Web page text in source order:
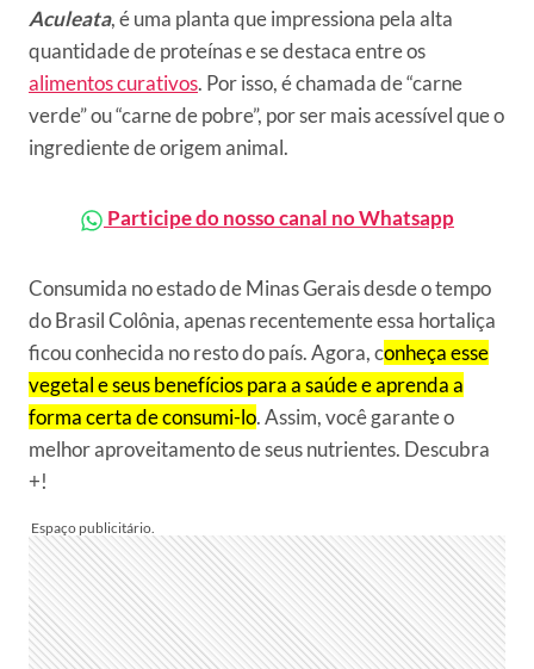
Aculeata, é uma planta que impressiona pela alta
quantidade de proteínas e se destaca entre os
alimentos curativos. Por isso, é chamada de “carne
verde” ou “carne de pobre”, por ser mais acessível que o
ingrediente de origem animal.
Participe do nosso canal no Whatsapp
Consumida no estado de Minas Gerais desde o tempo
do Brasil Colônia, apenas recentemente essa hortaliça
ficou conhecida no resto do país. Agora, conheça esse
vegetal e seus benefícios para a saúde e aprenda a
forma certa de consumi-lo. Assim, você garante o
melhor aproveitamento de seus nutrientes. Descubra
+!